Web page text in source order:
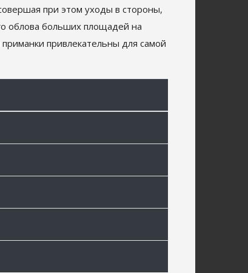
при этом уходы в стороны,
облова больших площадей на
привлекательны для самой